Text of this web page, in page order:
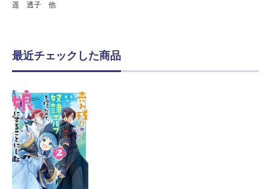
遥 透子 他
最近チェックした商品